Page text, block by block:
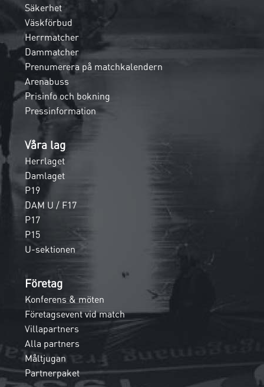
Säkerhet
Väskförbud
Herrmatcher
Dammatcher
Prenumerera på matchkalendern
Arenabuss
Prisinfo och bokning
Pressinformation
Våra lag
Herrlaget
Damlaget
P19
DAM U / F17
P17
P15
U-sektionen
Företag
Konferens & möten
Företagsevent vid match
Villapartners
Alla partners
Måltjugan
Partnerpaket